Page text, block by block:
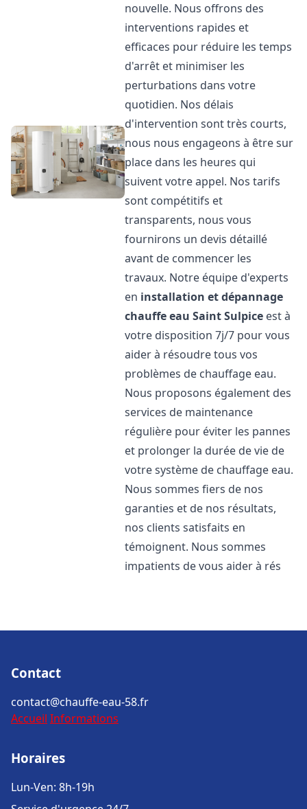
nouvelle. Nous offrons des
interventions rapides et
efficaces pour réduire les temps
d'arrêt et minimiser les
perturbations dans votre
quotidien. Nos délais
d'intervention sont très courts,
nous nous engageons à être sur
place dans les heures qui
suivent votre appel. Nos tarifs
sont compétitifs et
transparents, nous vous
fournirons un devis détaillé
avant de commencer les
travaux. Notre équipe d'experts
en installation et dépannage
chauffe eau Saint Sulpice est à
votre disposition 7j/7 pour vous
aider à résoudre tous vos
problèmes de chauffage eau.
Nous proposons également des
services de maintenance
régulière pour éviter les pannes
et prolonger la durée de vie de
votre système de chauffage eau.
Nous sommes fiers de nos
garanties et de nos résultats,
nos clients satisfaits en
témoignent. Nous sommes
impatients de vous aider à rés
Contact
contact@chauffe-eau-58.fr
Accueil Informations
Horaires
Lun-Ven: 8h-19h